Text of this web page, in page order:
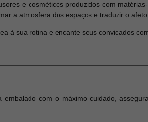
e cosméticos produzidos com
a atmosfera dos espaços e traduzir o
à sua rotina e encante seus convidados
com o máximo cuidado,